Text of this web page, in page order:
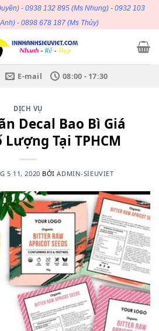
- 0938 132 895(Ms Nhung) - 0932 103
- 0898 678 187(Ms Thủy)
E-mail 08:00 - 17:30
DỊCH VỤ
Decal Bao Bì Giá
Lượng Tại TPHCM
5 11, 2020 BỞIADMIN-SIEUVIET